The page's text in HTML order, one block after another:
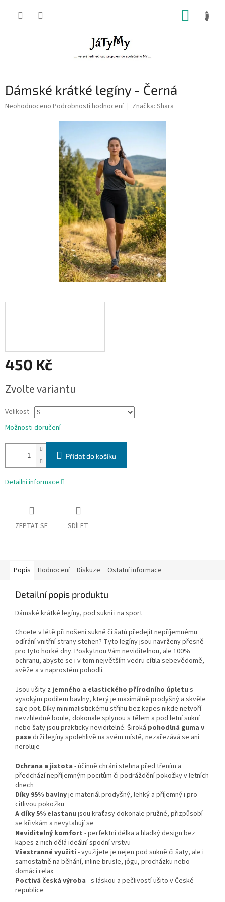
Dámské krátké legíny - Černá
Průměrné
Neohodnoceno Podrobnosti hodnocení Značka: Shara
450 Kč
cena:
Zvolte variantu
Velikost
Možnosti doručení
Přidat do košíku
Detailní informace
ZEPTAT SE SDÍLET
Popis Hodnocení Diskuze Ostatní informace
Detailní popis produktu
Dámské krátké legíny, pod sukni i na sport
Chcete v létě při nošení sukně či šatů předejít nepříjemnému
odírání vnitřní strany stehen? Tyto legíny jsou navrženy přesně
pro tyto horké dny. Poskytnou Vám neviditelnou, ale 100%
ochranu, abyste se i v tom největším vedru cítila sebevědomě,
svěže a v naprostém pohodlí.
Jsou ušity zjemného a elastického přírodního úpletu s
vysokým podílem bavlny, který je maximálně prodyšný a skvěle
saje pot. Díky minimalistickému střihu bez kapes nikde netvoří
nevzhledné boule, dokonale splynou s tělem a pod letní sukní
nebo šaty jsou prakticky neviditelné. Široká pohodlná guma v
pase drží legíny spolehlivě na svém místě, nezařezává se ani
neroluje
Ochrana a jistota - účinně chrání stehna před třením a
předchází nepříjemným pocitům či podráždění pokožky v letních
dnech
Díky 95% bavlnyje materiál prodyšný, lehký a příjemný i pro
citlivou pokožku
A díky 5% elastanu jsou kraťasy dokonale pružné, přizpůsobí
se křivkám a nevytahují se
Neviditelný komfort - perfektní délka a hladký design bez
kapes z nich dělá ideální spodní vrstvu
Všestranné využití- využijete je nejen pod sukně či šaty, ale i
samostatně na běhání, inline brusle, jógu, procházku nebo
domácí relax
Poctivá česká výroba - s láskou a pečlivostí ušito v České
republice